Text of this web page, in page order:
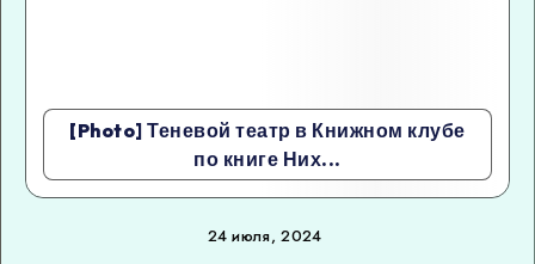
[Photo] Теневой театр в Книжном клубе
по книге Них...
24 июля, 2024